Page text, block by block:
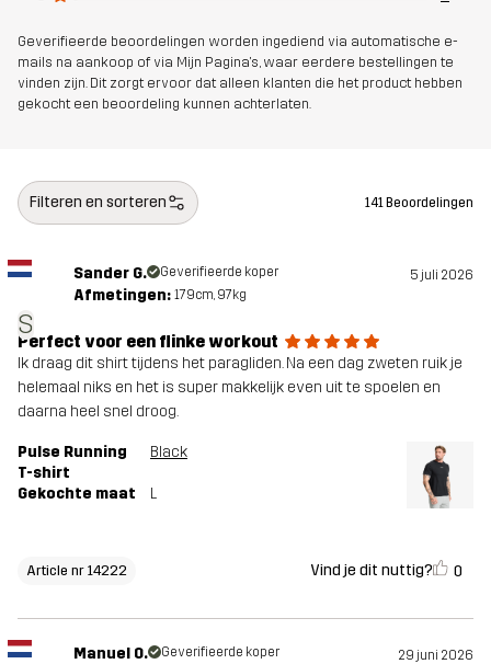
Geverifieerde beoordelingen worden ingediend via automatische e-
mails na aankoop of via Mijn Pagina's, waar eerdere bestellingen te
vinden zijn. Dit zorgt ervoor dat alleen klanten die het product hebben
gekocht een beoordeling kunnen achterlaten.
Filteren en sorteren 141 Beoordelingen
S
Sander G. Geverifieerde koper 5 juli 2026
Afmetingen: 179cm, 97kg
Perfect voor een flinke workout
Ik draag dit shirt tijdens het paragliden. Na een dag zweten ruik je
helemaal niks en het is super makkelijk even uit te spoelen en
daarna heel snel droog.
Pulse Running
T-shirt
Black
Gekochte maat L
Article nr 14222 Vind je dit nuttig? 0
Manuel O. Geverifieerde koper 29 juni 2026